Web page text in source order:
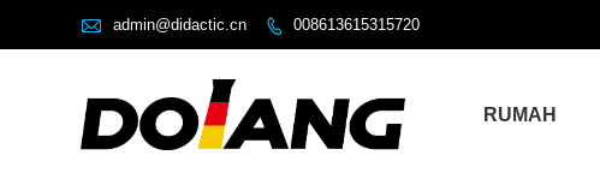
 admin@didactic.cn  008613615315720
RUMAH